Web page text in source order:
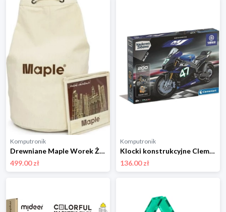
Komputronik
Drewniane Maple Worek Żeglarski 600 szt W600
499.00 zł
Komputronik
Klocki konstrukcyjne Clementoni Laboratorium mechaniki Yamaha M1 50817
136.00 zł